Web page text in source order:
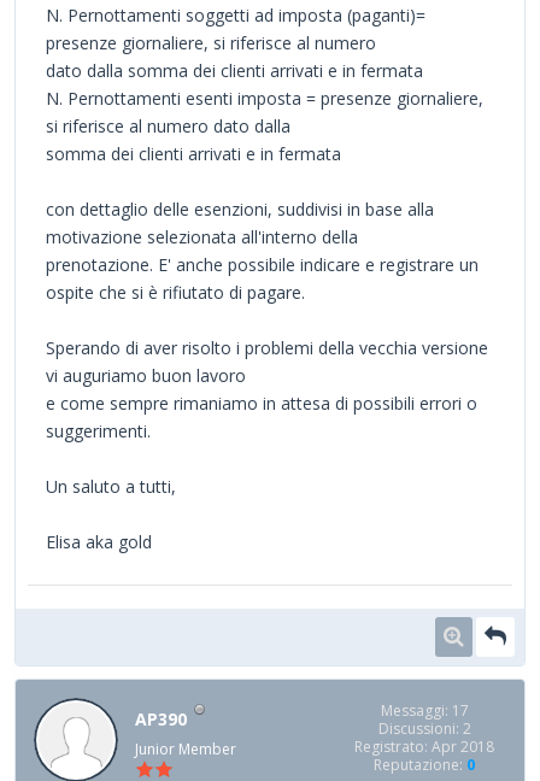
N. Pernottamenti soggetti ad imposta (paganti)=
presenze giornaliere, si riferisce al numero
dato dalla somma dei clienti arrivati e in fermata
N. Pernottamenti esenti imposta = presenze giornaliere,
si riferisce al numero dato dalla
somma dei clienti arrivati e in fermata
con dettaglio delle esenzioni, suddivisi in base alla
motivazione selezionata all'interno della
prenotazione. E' anche possibile indicare e registrare un
ospite che si è rifiutato di pagare.
Sperando di aver risolto i problemi della vecchia versione
vi auguriamo buon lavoro
e come sempre rimaniamo in attesa di possibili errori o
suggerimenti.
Un saluto a tutti,
Elisa aka gold
AP390
Junior Member
Messaggi: 17
Discussioni: 2
Registrato: Apr 2018
Reputazione: 0